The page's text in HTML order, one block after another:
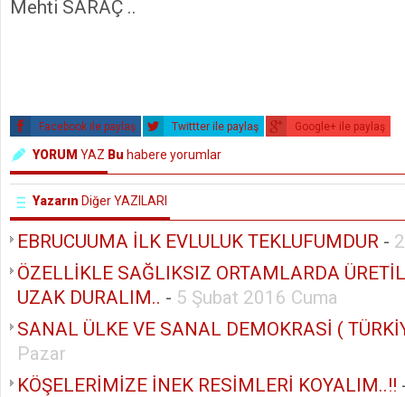
Mehti SARAÇ ..
Facebook ile paylaş Twittter ile paylaş Google+ ile paylaş
YORUM YAZ Bu habere yorumlar
Yazarın Diğer YAZILARI
EBRUCUUMA İLK EVLULUK TEKLUFUMDUR -
ÖZELLİKLE SAĞLIKSIZ ORTAMLARDA
UZAK DURALIM.. - 5 Şubat 2016 Cuma
SANAL ÜLKE VE SANAL DEMOKRASİ (
Pazar
KÖŞELERİMİZE İNEK RESİMLERİ KOYALIM..!!